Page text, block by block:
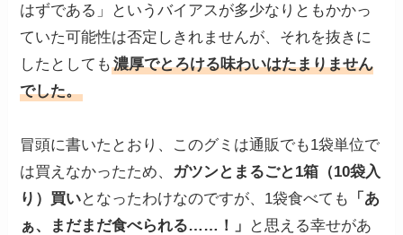
はずである」というバイアスが多少なりともかかっ
ていた可能性は否定しきれませんが、それを抜きに
したとしても濃厚でとろける味わいはたまりません
でした。
冒頭に書いたとおり、このグミは通販でも1袋単位で
は買えなかったため、 ガツンとまるごと1箱（10袋入
り）買いとなったわけなのですが、1袋食べても
「あ
ぁ、まだまだ食べられる……！」
と思える幸せがあ